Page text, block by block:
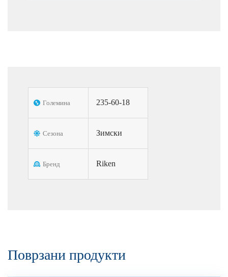
Големина 235-60-18
Сезона Зимски
Бренд Riken
Поврзани продукти